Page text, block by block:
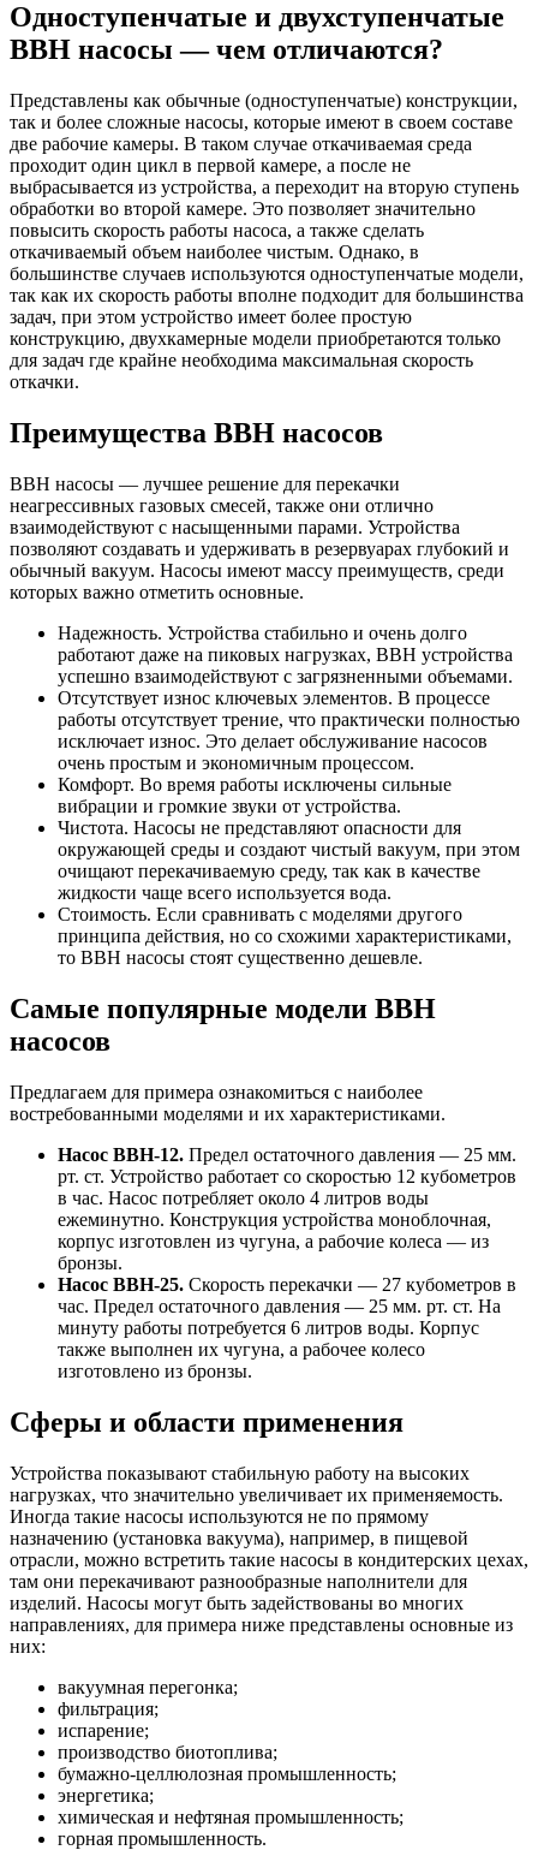
Одноступенчатые и двухступенчатые
ВВН насосы — чем отличаются?
Представлены как обычные (одноступенчатые) конструкции,
так и более сложные насосы, которые имеют в своем составе
две рабочие камеры. В таком случае откачиваемая среда
проходит один цикл в первой камере, а после не
выбрасывается из устройства, а переходит на вторую ступень
обработки во второй камере. Это позволяет значительно
повысить скорость работы насоса, а также сделать
откачиваемый объем наиболее чистым. Однако, в
большинстве случаев используются одноступенчатые модели,
так как их скорость работы вполне подходит для большинства
задач, при этом устройство имеет более простую
конструкцию, двухкамерные модели приобретаются только
для задач где крайне необходима максимальная скорость
откачки.
Преимущества ВВН насосов
ВВН насосы — лучшее решение для перекачки
неагрессивных газовых смесей, также они отлично
взаимодействуют с насыщенными парами. Устройства
позволяют создавать и удерживать в резервуарах глубокий и
обычный вакуум. Насосы имеют массу преимуществ, среди
которых важно отметить основные.
Надежность. Устройства стабильно и очень долго
работают даже на пиковых нагрузках, ВВН устройства
успешно взаимодействуют с загрязненными объемами.
Отсутствует износ ключевых элементов. В процессе
работы отсутствует трение, что практически полностью
исключает износ. Это делает обслуживание насосов
очень простым и экономичным процессом.
Комфорт. Во время работы исключены сильные
вибрации и громкие звуки от устройства.
Чистота. Насосы не представляют опасности для
окружающей среды и создают чистый вакуум, при этом
очищают перекачиваемую среду, так как в качестве
жидкости чаще всего используется вода.
Стоимость. Если сравнивать с моделями другого
принципа действия, но со схожими характеристиками,
то ВВН насосы стоят существенно дешевле.
Самые популярные модели ВВН
насосов
Предлагаем для примера ознакомиться с наиболее
востребованными моделями и их характеристиками.
Насос ВВН-12. Предел остаточного давления — 25 мм.
рт. ст. Устройство работает со скоростью 12 кубометров
в час. Насос потребляет около 4 литров воды
ежеминутно. Конструкция устройства моноблочная,
корпус изготовлен из чугуна, а рабочие колеса — из
бронзы.
Насос ВВН-25. Скорость перекачки — 27 кубометров в
час. Предел остаточного давления — 25 мм. рт. ст. На
минуту работы потребуется 6 литров воды. Корпус
также выполнен их чугуна, а рабочее колесо
изготовлено из бронзы.
Сферы и области применения
Устройства показывают стабильную работу на высоких
нагрузках, что значительно увеличивает их применяемость.
Иногда такие насосы используются не по прямому
назначению (установка вакуума), например, в пищевой
отрасли, можно встретить такие насосы в кондитерских цехах,
там они перекачивают разнообразные наполнители для
изделий. Насосы могут быть задействованы во многих
направлениях, для примера ниже представлены основные из
них:
вакуумная перегонка;
фильтрация;
испарение;
производство биотоплива;
бумажно-целлюлозная промышленность;
энергетика;
химическая и нефтяная промышленность;
горная промышленность.